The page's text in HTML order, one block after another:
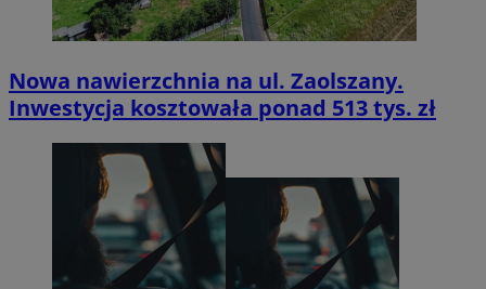
Nowa nawierzchnia na ul. Zaolszany.
Inwestycja kosztowała ponad 513 tys. zł